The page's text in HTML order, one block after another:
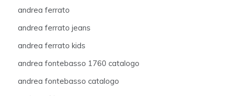
andrea ferrato
andrea ferrato jeans
andrea ferrato kids
andrea fontebasso 1760 catalogo
andrea fontebasso catalogo